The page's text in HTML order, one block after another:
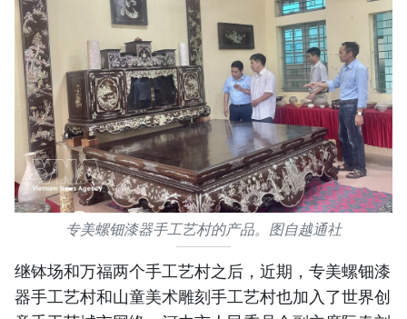
专美螺钿漆器手工艺村的产品。图自越通社
继钵场和万福两个手工艺村之后，近期，专美螺钿漆
器手工艺村和山童美术雕刻手工艺村也加入了世界创